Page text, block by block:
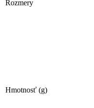
Rozmery
Hmotnosť (g)